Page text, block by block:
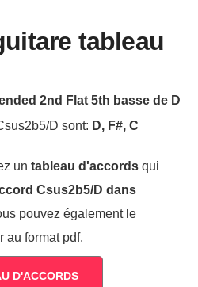
tableau
2nd Flat 5th basse de D
D sont: D, F#, C
un tableau d'accordsqui
Csus2b5/D dans
pouvez également le
au format pdf.
D'ACCORDS